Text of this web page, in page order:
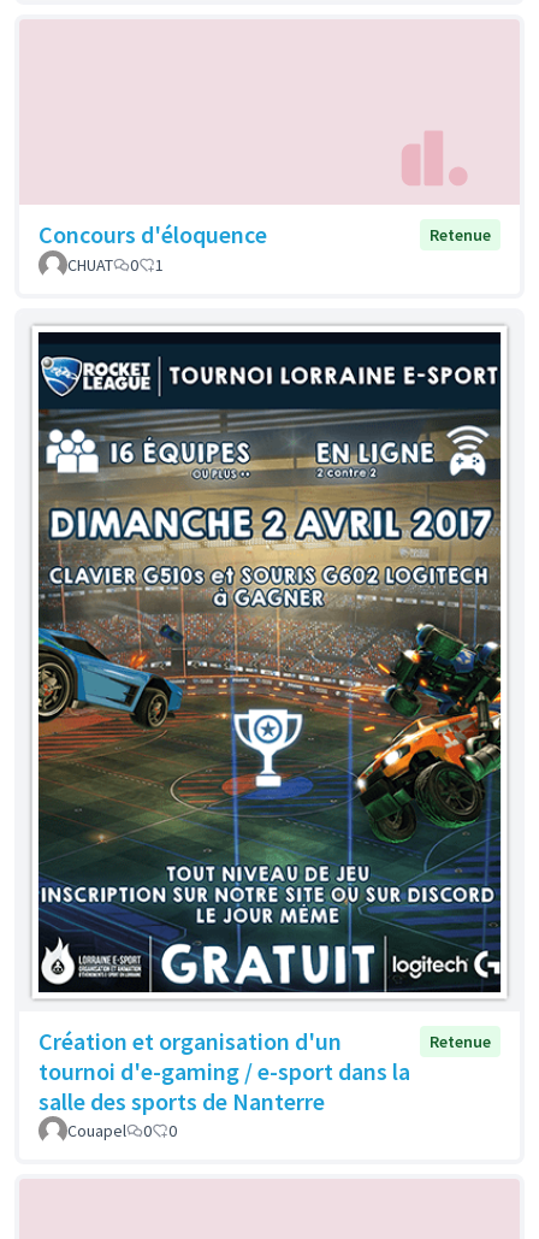
Concours d'éloquence
Retenue
CHUAT
0 1
Création et organisation d'un
tournoi d'e-gaming / e-sport dans la
salle des sports de Nanterre
Retenue
Couapel 0 0